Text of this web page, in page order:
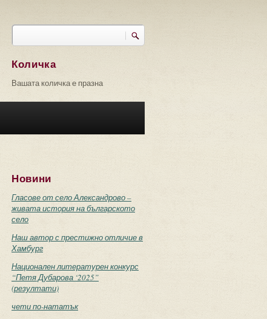
Търси
Количка
Вашата количка е празна
Новини
Гласове от село Александрово –
живата история на българското
село
Наш автор с престижно отличие в
Хамбург
Национален литературен конкурс
“Петя Дубарова ‘2025”
(резултати)
чети по-нататък